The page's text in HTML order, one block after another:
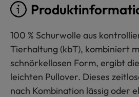
100 % Schurwolle aus
Tierhaltung (kbT), kombiniert
schnörkellosen Form, ergibt
leichten Pullover. Dieses
nach Kombination lässig oder